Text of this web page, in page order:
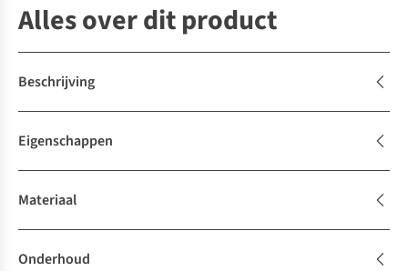
Alles over dit product
Beschrijving
Eigenschappen
Materiaal
Onderhoud